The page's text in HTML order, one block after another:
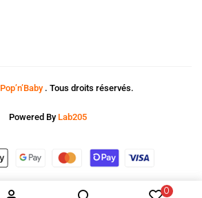
0
Pop’n’Baby. Tous droits réservés.
Powered By Lab205